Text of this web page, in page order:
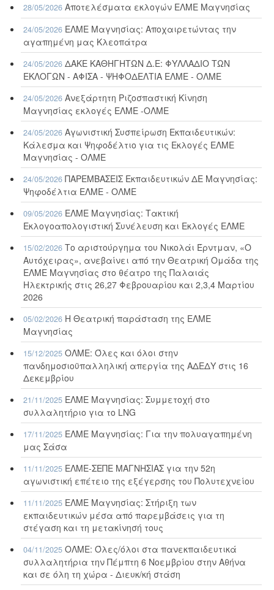
28/05/2026 Αποτελέσματα εκλογών ΕΛΜΕ Μαγνησίας
24/05/2026 ΕΛΜΕ Μαγνησίας: Αποχαιρετώντας την
αγαπημένη μας Κλεοπάτρα
24/05/2026 ΔΑΚΕ ΚΑΘΗΓΗΤΩΝ Δ.Ε: ΦΥΛΛΑΔΙΟ ΤΩΝ
ΕΚΛΟΓΩΝ - ΑΦΙΣΑ - ΨΗΦΟΔΕΛΤΙΑ ΕΛΜΕ - ΟΛΜΕ
24/05/2026 Ανεξάρτητη Ριζοσπαστική Κίνηση
Μαγνησίας εκλογές ΕΛΜΕ -ΟΛΜΕ
24/05/2026 Αγωνιστική Συσπείρωση Εκπαιδευτικών:
Κάλεσμα και Ψηφοδέλτιο για τις Εκλογές ΕΛΜΕ
Μαγνησίας - ΟΛΜΕ
24/05/2026 ΠΑΡΕΜΒΑΣΕΙΣ Εκπαιδευτικών ΔΕ Μαγνησίας:
Ψηφοδέλτια ΕΛΜΕ - ΟΛΜΕ
09/05/2026 ΕΛΜΕ Μαγνησίας: Τακτική
Εκλογοαπολογιστική Συνέλευση και Εκλογές ΕΛΜΕ
15/02/2026 Το αριστούργημα του Νικολάι Έρντμαν, «Ο
Αυτόχειρας», ανεβαίνει από την Θεατρική Ομάδα της
ΕΛΜΕ Μαγνησίας στο θέατρο της Παλαιάς
Ηλεκτρικής στις 26,27 Φεβρουαρίου και 2,3,4 Μαρτίου
2026
05/02/2026 Η Θεατρική παράσταση της ΕΛΜΕ
Μαγνησίας
15/12/2025 ΟΛΜΕ: Όλες και όλοι στην
πανδημοσιοϋπαλληλική απεργία της ΑΔΕΔΥ στις 16
Δεκεμβρίου
21/11/2025 ΕΛΜΕ Μαγνησίας: Συμμετοχή στο
συλλαλητήριο για το LNG
17/11/2025 ΕΛΜΕ Μαγνησίας: Για την πολυαγαπημένη
μας Σάσα
11/11/2025 ΕΛΜΕ-ΣΕΠΕ ΜΑΓΝΗΣΙΑΣ για την 52η
αγωνιστική επέτειο της εξέγερσης του Πολυτεχνείου
11/11/2025 ΕΛΜΕ Μαγνησίας: Στήριξη των
εκπαιδευτικών μέσα από παρεμβάσεις για τη
στέγαση και τη μετακίνησή τους
04/11/2025 ΟΛΜΕ: Όλες/όλοι στα πανεκπαιδευτικά
συλλαλητήρια την Πέμπτη 6 Νοεμβρίου στην Αθήνα
και σε όλη τη χώρα - Διευκ/κή στάση